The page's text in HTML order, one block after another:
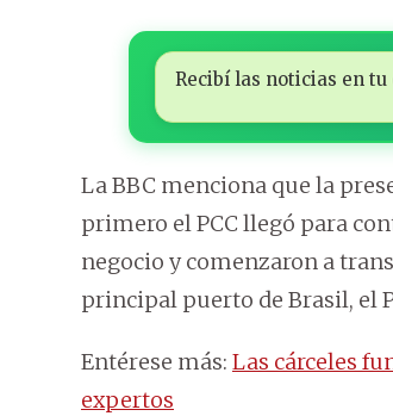
Recibí las noticias en
La BBC menciona que la
primero el PCC llegó para
negocio y comenzaron a
principal puerto de Brasil, el
Entérese más: Las cárceles
expertos